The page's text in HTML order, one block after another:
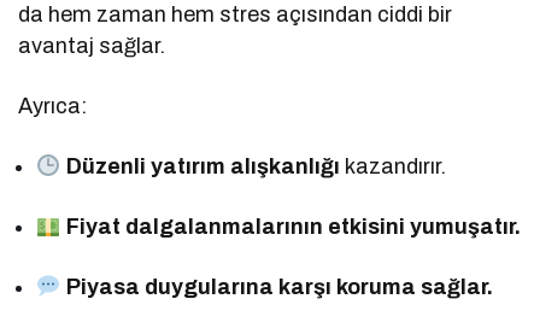
da hem zaman hem stres açısından ciddi bir
avantaj sağlar.
Ayrıca:
Düzenli yatırım alışkanlığı kazandırır.
Fiyat dalgalanmalarının etkisini yumuşatır.
Piyasa duygularına karşı koruma sağlar.